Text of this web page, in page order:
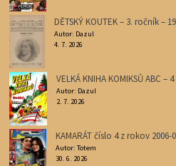
DĚTSKÝ KOUTEK – 3. ročník –
Autor: Dazul
4. 7. 2026
VELKÁ KNIHA KOMIKSŮ ABC – 4
Autor: Dazul
2. 7. 2026
KAMARÁT číslo 4 z rokov 2006-
Autor: Totem
30. 6. 2026